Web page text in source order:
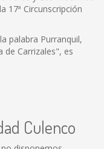
17ª Circunscripción
palabra Purranquil,
de Carrizales", es
Culenco